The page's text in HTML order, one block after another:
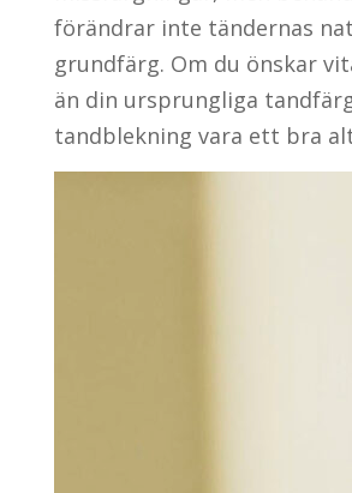
förändrar inte tändernas
grundfärg. Om du önskar
än din ursprungliga
tandblekning vara ett bra